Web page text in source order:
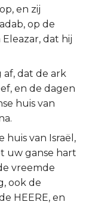
en zij
op de
dat hij
af, dat de ark
en de dagen
huis van
huis van Israël,
uw ganse hart
vreemde
ook de
HEERE, en